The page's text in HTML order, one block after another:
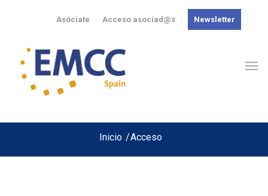
Newsletter
Acceso asociad@s
Asóciate
Inicio /Acceso